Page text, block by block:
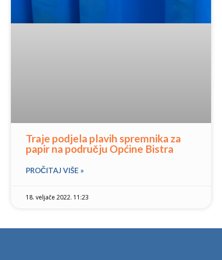
Traje podjela plavih spremnika za
papir na području Općine Bistra
PROČITAJ VIŠE »
18. veljače 2022. 11:23